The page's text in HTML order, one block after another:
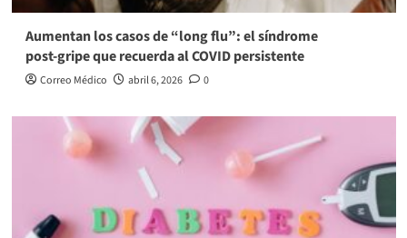
Aumentan los casos de “long flu”: el síndrome
post‑gripe que recuerda al COVID persistente
Correo Médico abril 6, 2026 0